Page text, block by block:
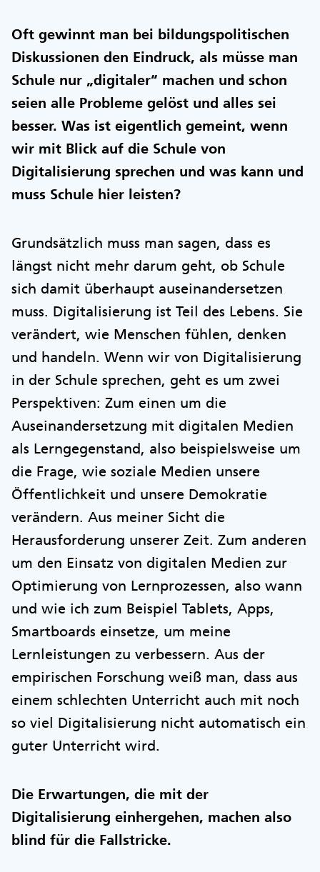
Oft gewinnt man bei bildungspolitischen
Diskussionen den Eindruck, als müsse man
Schule nur „digitaler“ machen und schon
seien alle Probleme gelöst und alles sei
besser. Was ist eigentlich gemeint, wenn
wir mit Blick auf die Schule von
Digitalisierung sprechen und was kann und
muss Schule hier leisten?
Grundsätzlich muss man sagen, dass es
längst nicht mehr darum geht, ob Schule
sich damit überhaupt auseinandersetzen
muss. Digitalisierung ist Teil des Lebens. Sie
verändert, wie Menschen fühlen, denken
und handeln. Wenn wir von Digitalisierung
in der Schule sprechen, geht es um zwei
Perspektiven: Zum einen um die
Auseinandersetzung mit digitalen Medien
als Lerngegenstand, also beispielsweise um
die Frage, wie soziale Medien unsere
Öffentlichkeit und unsere Demokratie
verändern. Aus meiner Sicht die
Herausforderung unserer Zeit. Zum anderen
um den Einsatz von digitalen Medien zur
Optimierung von Lernprozessen, also wann
und wie ich zum Beispiel Tablets, Apps,
Smartboards einsetze, um meine
Lernleistungen zu verbessern. Aus der
empirischen Forschung weiß man, dass aus
einem schlechten Unterricht auch mit noch
so viel Digitalisierung nicht automatisch ein
guter Unterricht wird.
Die Erwartungen, die mit der
Digitalisierung einhergehen, machen also
blind für die Fallstricke.